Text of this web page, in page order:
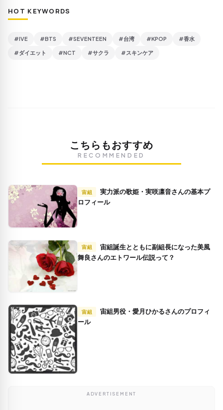
HOT KEYWORDS
#IVE #BTS #SEVENTEEN #台湾 #KPOP #香水
#ダイエット #NCT #サクラ #スキンケア
こちらもおすすめ
RECOMMENDED
宙組
ロフィール
宙組
舞良さんのエトワール伝説って？
宙組
ール
ADVERTISEMENT